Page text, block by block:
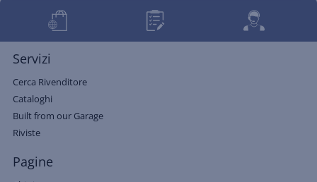
Servizi
Cerca Rivenditore
Cataloghi
Built from our Garage
Riviste
Pagine